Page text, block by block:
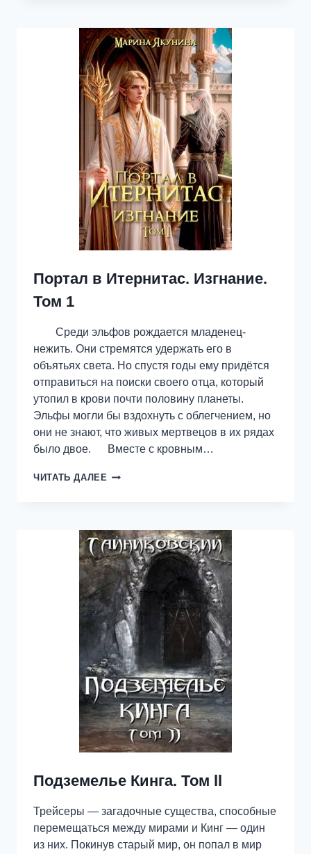
Портал в Итернитас. Изгнание.
Том 1
Среди эльфов рождается младенец-
нежить. Они стремятся удержать его в
объятьях света. Но спустя годы ему придётся
отправиться на поиски своего отца, который
утопил в крови почти половину планеты.
Эльфы могли бы вздохнуть с облегчением, но
они не знают, что живых мертвецов в их рядах
было двое. Вместе с кровным…
ЧИТАТЬ ДАЛЕЕ ПОРТАЛ
ТОМ
1
Подземелье Кинга. Том ll
Трейсеры — загадочные существа, способные
перемещаться между мирами и Кинг — один
из них. Покинув старый мир, он попал в мир